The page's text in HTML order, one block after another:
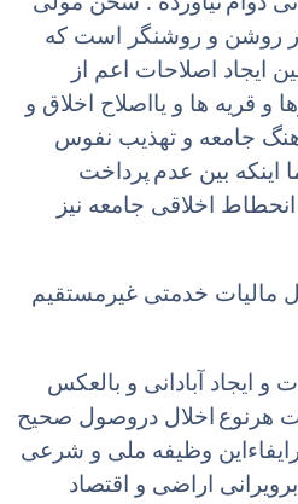
روشن و روشنگر است که
ایجاد اصلاحات اعم از
و قریه ها و یااصلاح اخلاق و
جامعه و تهذیب نفوس
اینکه بین عدم پرداخت
انحطاط اخلاقی جامعه نیز
مالیات خدمتی غیرمستقیم
و ایجاد آبادانی و بالعکس
هرنوع اخلال دروصول صحیح
وظیفه ملی و شرعی
اراضی و اقتصاد